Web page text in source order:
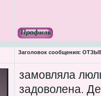
Заголовок сообщения:
замовляла
задоволена.